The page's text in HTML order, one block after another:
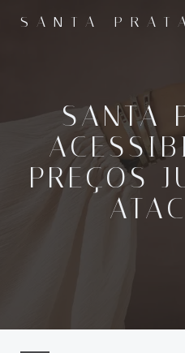
SANTA
SANTA
PREÇOS